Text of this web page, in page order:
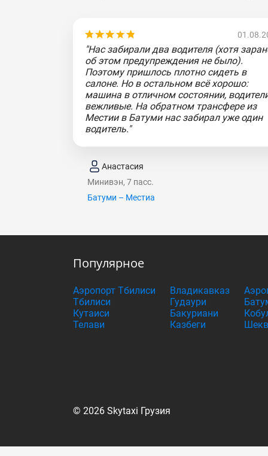
"Нас забирали два водителя (хотя
об этом предупреждения не было).
Поэтому пришлось плотно сидеть в
салоне. Но в остальном всё хорошо:
машина в отличном состоянии,
вежливые. На обратном трансфере из
Местии в Батуми нас забирал уже один
водитель."
Анастасия
Минивэн, 7 пасс.
Батуми – Местиа
Популярное
Аэропорт Тбилиси
Тбилиси
Кутаиси
Телави
Владикавказ
Гудаури
Бакуриани
Казбеги
© 2026 Skytaxi Грузия